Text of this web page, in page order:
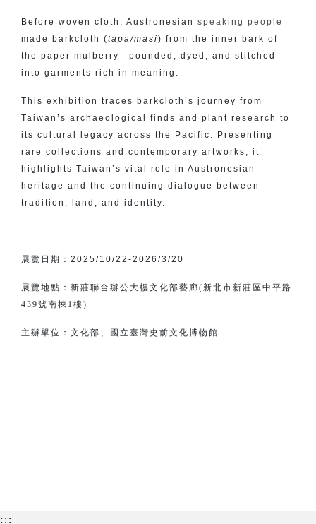
Before woven cloth, Austronesian speaking people
made barkcloth (tapa/masi) from the inner bark of
the paper mulberry—pounded, dyed, and stitched
into garments rich in meaning.
This exhibition traces barkcloth’s journey from
Taiwan’s archaeological finds and plant research to
its cultural legacy across the Pacific. Presenting
rare collections and contemporary artworks, it
highlights Taiwan’s vital role in Austronesian
heritage and the continuing dialogue between
tradition, land, and identity.
展覽日期： 2025/10/22-2026/3/20
展覽地點：新莊聯合辦公大樓文化部藝廊(新北市新莊區中平路
439號南棟1樓)
主辦單位： 文化部、 國立臺灣史前文化博物館
:::